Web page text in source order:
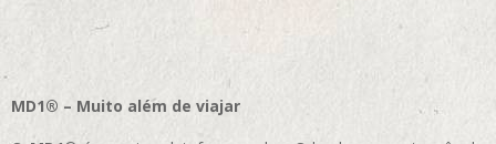
MD1® – Muito além de viajar